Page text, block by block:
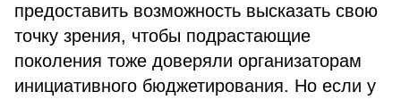
предоставить возможность высказать свою
точку зрения, чтобы подрастающие
поколения тоже доверяли организаторам
инициативного бюджетирования. Но если у